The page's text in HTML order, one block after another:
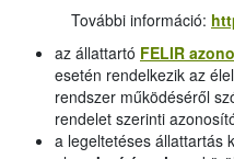
További információ:
az állattartó FELIR
esetén rendelkezik az
rendszer működéséről
rendelet szerinti
a legeltetéses állattartás